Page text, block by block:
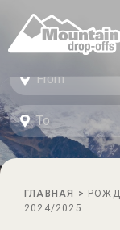
ГЛАВНАЯ >
2024/2025